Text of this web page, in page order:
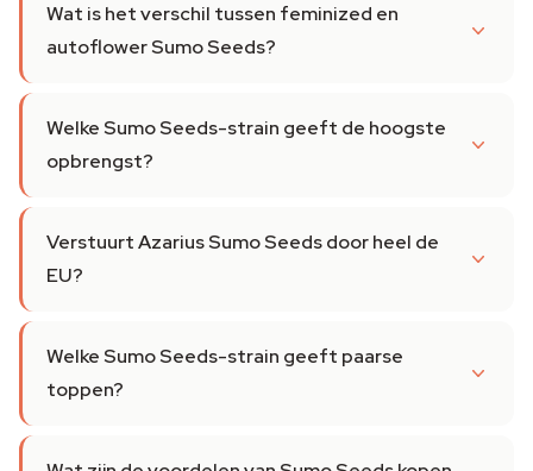
Wat is het verschil tussen feminized en
autoflower Sumo Seeds?
Welke Sumo Seeds-strain geeft de hoogste
opbrengst?
Verstuurt Azarius Sumo Seeds door heel de
EU?
Welke Sumo Seeds-strain geeft paarse
toppen?